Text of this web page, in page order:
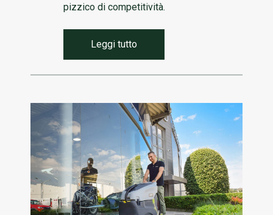
pizzico di competitività.
Leggi tutto